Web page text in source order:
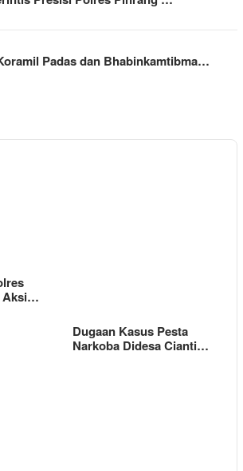
Padas dan Bhabinkamtibma…
Aksi…
Dugaan Kasus Pesta
Narkoba Didesa Cianti…